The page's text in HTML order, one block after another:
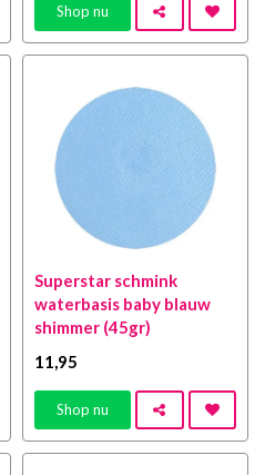
Shop nu
Superstar schmink
waterbasis baby blauw
shimmer (45gr)
11 ,95
Shop nu